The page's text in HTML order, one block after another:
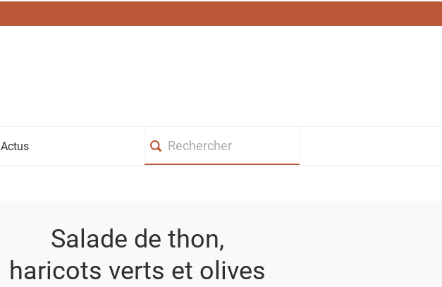
Actus
Salade de thon,
haricots verts et olives